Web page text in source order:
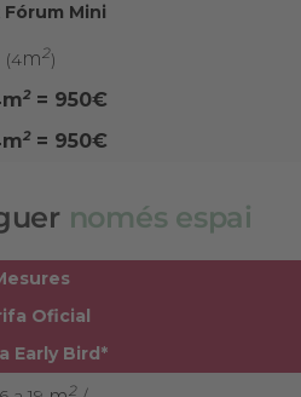
Fórum Mini
(4m 2)
m2= 950€
m2= 950€
només espai
Oficial
Early Bird*
2